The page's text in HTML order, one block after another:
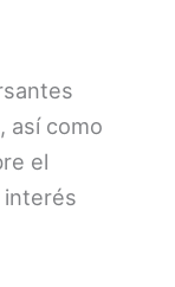
así como
el